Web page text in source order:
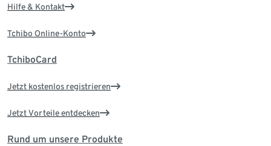
Hilfe & Kontakt
Tchibo Online-Konto
TchiboCard
Jetzt kostenlos registrieren
Jetzt Vorteile entdecken
Rund um unsere Produkte